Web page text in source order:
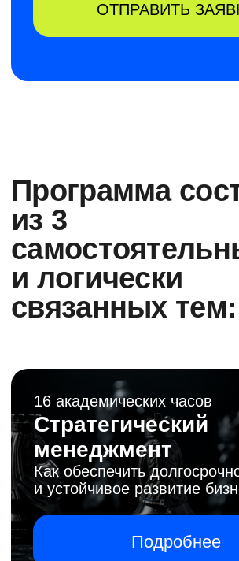
Подробнее
Оперативный
менеджмент
Как собрать и настроить «часовой
Подробнее
Ваш результат по
итогам обучения:
Вы располагаете системными и